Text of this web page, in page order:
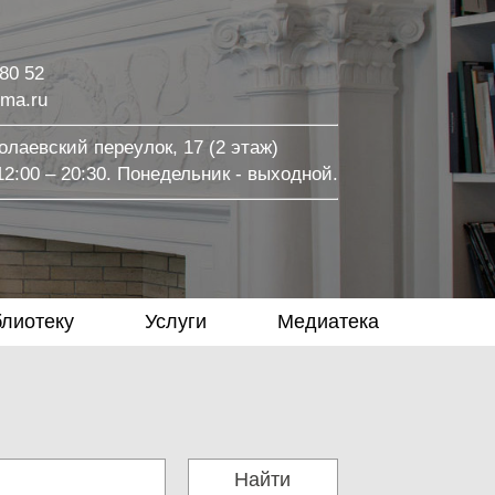
52
переулок, 17 (2 этаж)
– 20:30. Понедельник - выходной.
Услуги Медиатека
Найти